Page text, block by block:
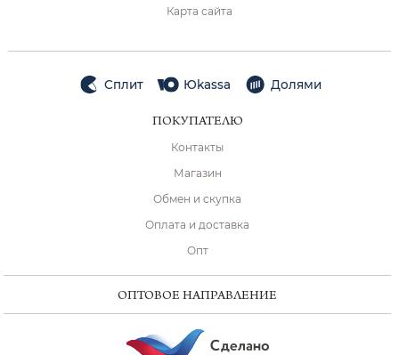
Карта сайта
Сплит Юkassa Долями
ПОКУПАТЕЛЮ
Контакты
Магазин
Обмен и скупка
Оплата и доставка
Опт
ОПТОВОЕ НАПРАВЛЕНИЕ